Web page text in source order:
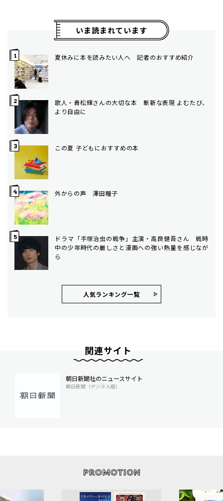
いま読まれています
夏休みに本を読みたい人へ 記者のおすすめ紹介
歌人・青松輝さんの大切な本 斬新な表現 よむたび、
より自由に
この夏 子どもにおすすめの本
外からの声 澤田瞳子
ドラマ「手塚治虫の戦争」主演・高良健吾さん 戦時
中の少年時代の厳しさと漫画への強い熱量を感じなが
ら
人気ランキング⼀覧
関連サイト
朝日新聞社のニュースサイト
朝日新聞（デジタル版）